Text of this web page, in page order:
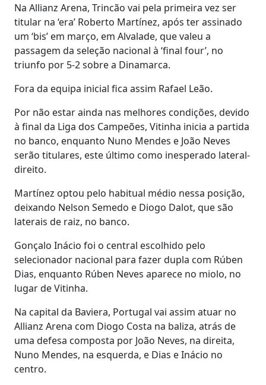
Na Allianz Arena, Trincão vai pela primeira vez ser
titular na ‘era’ Roberto Martínez, após ter assinado
um ‘bis’ em março, em Alvalade, que valeu a
passagem da seleção nacional à ‘final four’, no
triunfo por 5-2 sobre a Dinamarca.
Fora da equipa inicial fica assim Rafael Leão.
Por não estar ainda nas melhores condições, devido
à final da Liga dos Campeões, Vitinha inicia a partida
no banco, enquanto Nuno Mendes e João Neves
serão titulares, este último como inesperado lateral-
direito.
Martínez optou pelo habitual médio nessa posição,
deixando Nelson Semedo e Diogo Dalot, que são
laterais de raiz, no banco.
Gonçalo Inácio foi o central escolhido pelo
selecionador nacional para fazer dupla com Rúben
Dias, enquanto Rúben Neves aparece no miolo, no
lugar de Vitinha.
Na capital da Baviera, Portugal vai assim atuar no
Allianz Arena com Diogo Costa na baliza, atrás de
uma defesa composta por João Neves, na direita,
Nuno Mendes, na esquerda, e Dias e Inácio no
centro.